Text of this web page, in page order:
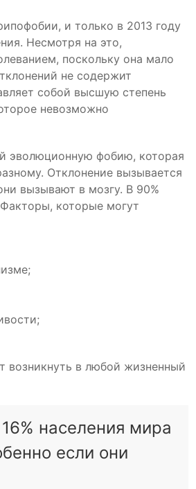
и только в 2013 году
Несмотря на это,
поскольку она мало
не содержит
собой высшую степень
невозможно
эволюционную фобию, которая
Отклонение вызывается
вызывают в мозгу. В 90%
которые могут
возникнуть в любой жизненный
населения мира
если они